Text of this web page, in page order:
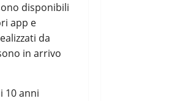
disponibili
app e
da
in arrivo
10 anni